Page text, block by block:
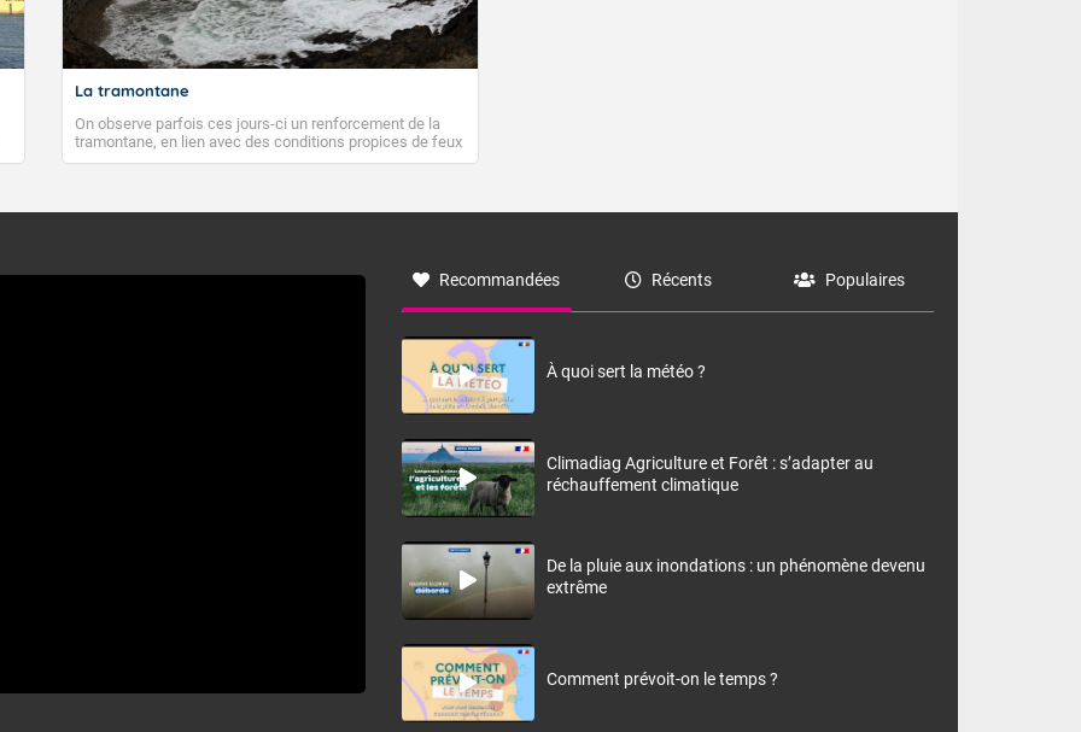
La tramontane
On observe parfois ces jours-ci un renforcement de la
tramontane, en lien avec des conditions propices de feux
de forêt. Mais qu'est-ce que la tramontane ? Quelles sont
à nord-ouest, dans un secteur qui part du Roussillon à la
monts, en allusion aux régions montagneuses d’où
Recommandées Récents Populaires
À quoi sert la météo ?
Climadiag Agriculture et Forêt : s’adapter au
réchauffement climatique
De la pluie aux inondations : un phénomène devenu
extrême
Comment prévoit-on le temps ?